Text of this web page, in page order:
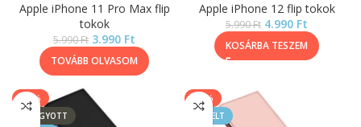
Apple iPhone 11 Pro Max flip
tokok
5.990Ft 3.990 Ft
TOVÁBB OLVASOM
Apple iPhone 12 flip tokok
5.990Ft 4.990 Ft
KOSÁRBA TESZEM
-17%
ELFOGYOTT
-17%
KIEMELT